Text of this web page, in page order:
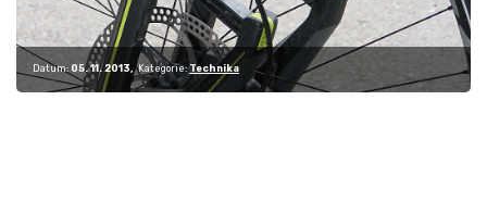
Datum: 05. 11. 2013 Kategorie: Technika